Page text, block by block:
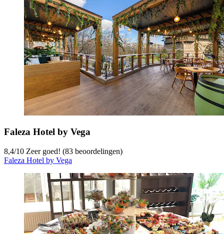
Faleza Hotel by Vega
8,4/10 Zeer goed! (83 beoordelingen)
Faleza Hotel by Vega